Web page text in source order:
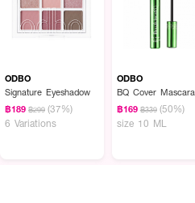
ODBO
Signature Eyeshadow
฿189 ฿299 (37%)
6 Variations
ODBO
BQ Cover Mascara
฿169 ฿339 (50%)
size 10 ML